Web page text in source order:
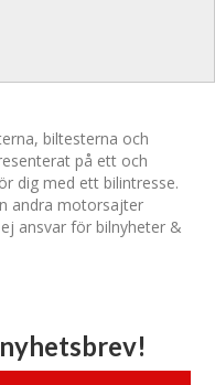
biltesterna och
på ett och
dig med ett bilintresse.
andra motorsajter
ansvar för bilnyheter &